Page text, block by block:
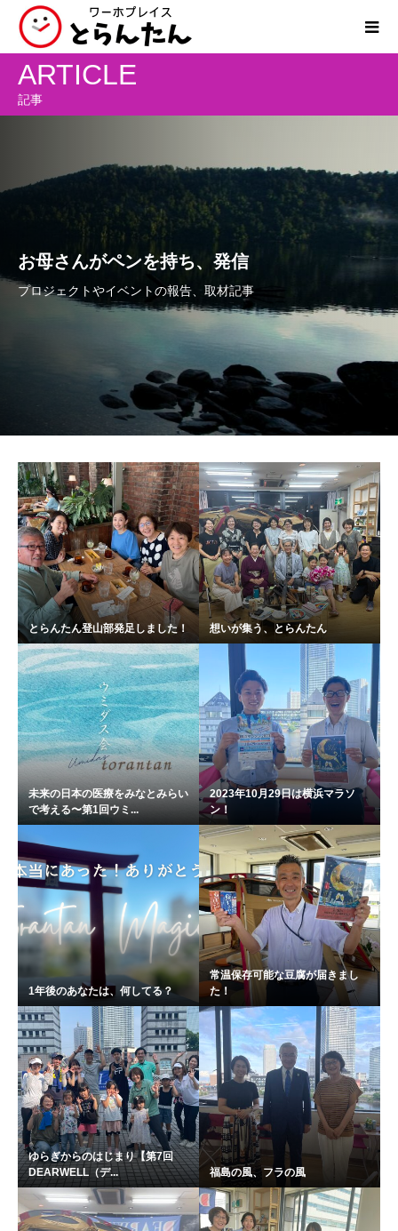
ARTICLE
記事
お母さんがペンを持ち、発信
プロジェクトやイベントの報告、取材記事
とらんたん登山部発足しました！ 想いが集う、とらんたん
未来の日本の医療をみなとみらい
で考える〜第1回ウミ...
2023年10月29日は横浜マラソ
ン！
1年後のあなたは、何してる？
常温保存可能な豆腐が届きまし
た！
ゆらぎからのはじまり【第7回
DEARWELL（デ...
福島の風、フラの風